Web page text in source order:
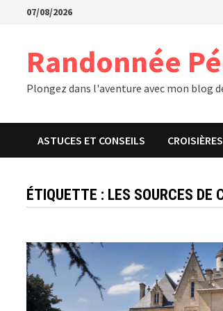
Passer07/08/2026
Randonnée
Plongez dans l'aventure avec mon blog
ASTUCES ET CONSEILS CROISIÈRES
ÉTIQUETTE : LES SOURCES DE